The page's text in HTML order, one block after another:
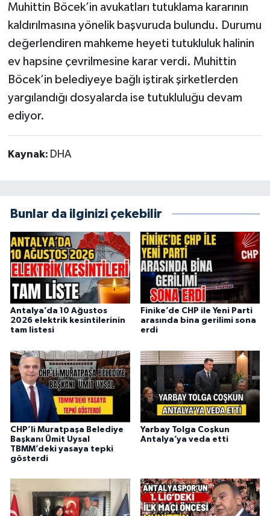
Muhittin Böcek’in avukatları tutuklama kararının
kaldırılmasına yönelik başvuruda bulundu. Durumu
değerlendiren mahkeme heyeti tutukluluk halinin
ev hapsine çevrilmesine karar verdi. Muhittin
Böcek’in belediyeye bağlı iştirak şirketlerden
yargılandığı dosyalarda ise tutukluluğu devam
ediyor.
Kaynak: DHA
Bunlar da ilginizi çekebilir
Antalya’da 10 Ağustos
2026 elektrik kesintilerinin
tam listesi
Finike’de CHP ile Yeni Parti
arasında bina gerilimi sona
erdi
CHP’li Muratpaşa Belediye
Başkanı Ümit Uysal
TBMM’deki yasaya tepki
gösterdi
Yarbay Tolga Coşkun
Antalya’ya veda etti